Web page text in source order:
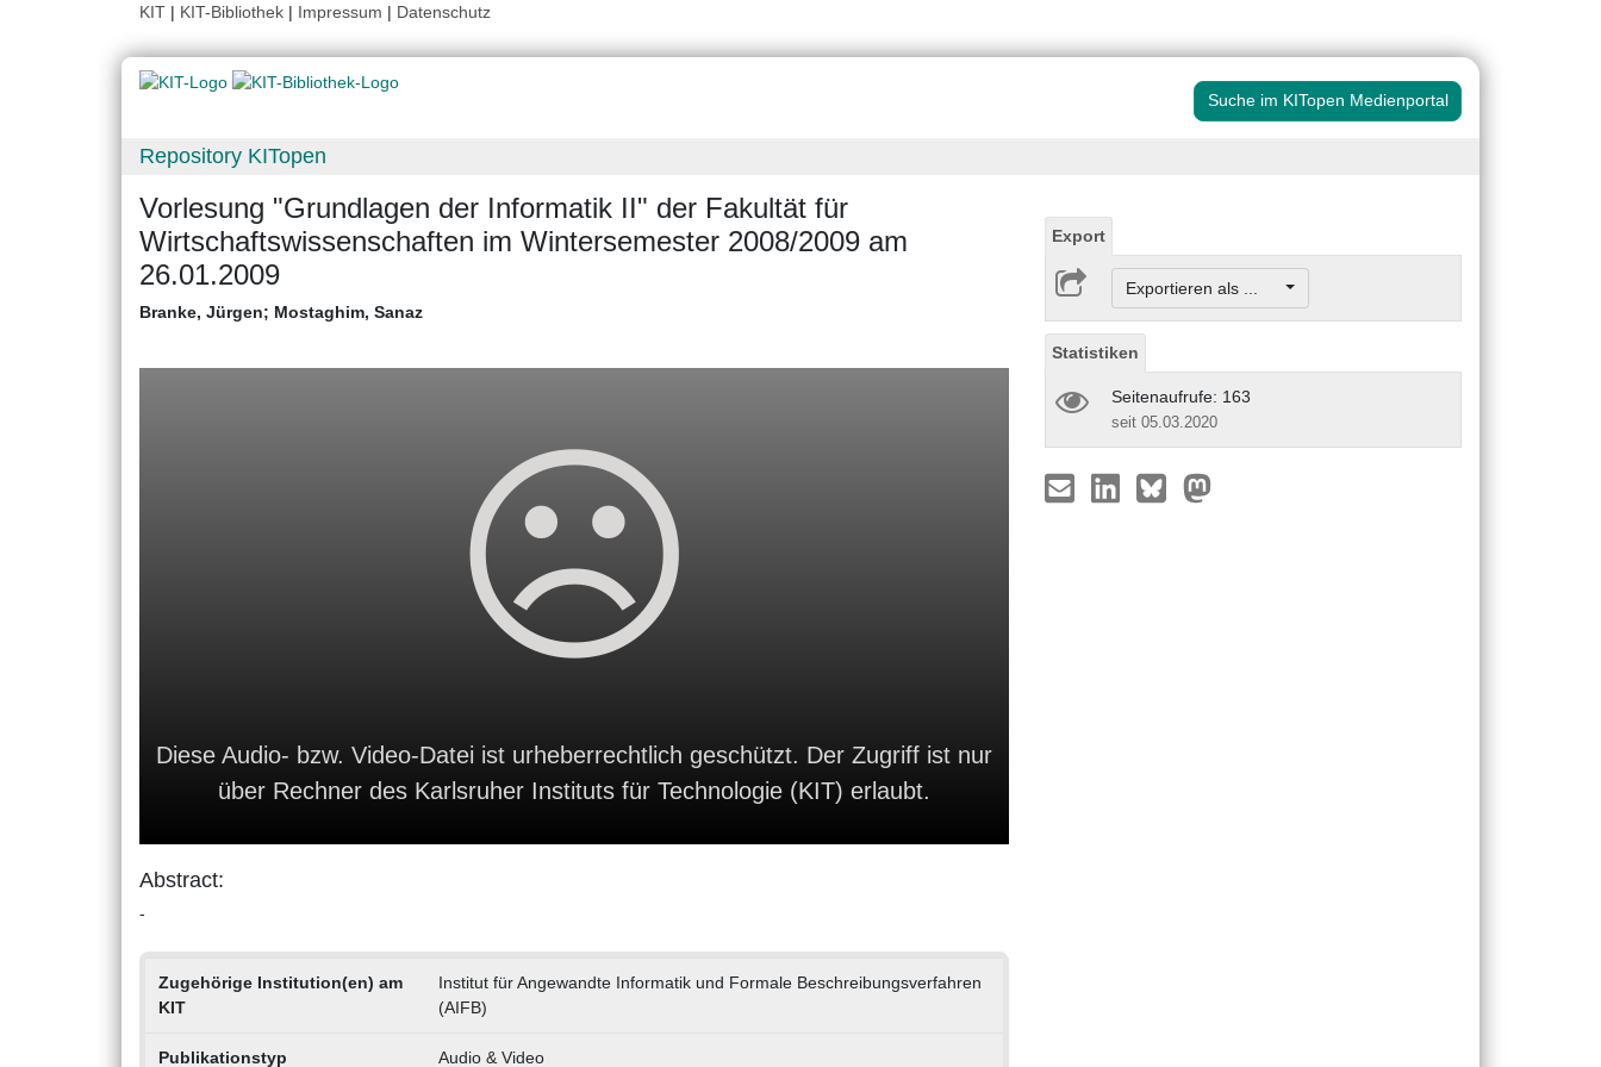
KIT | KIT-Bibliothek | Impressum | Datenschutz
Suche im KITopen Medienportal
Repository KITopen
Vorlesung "Grundlagen der Informatik II" der Fakultät für
Wirtschaftswissenschaften im Wintersemester 2008/2009 am
26.01.2009
Branke, Jürgen; Mostaghim, Sanaz
Diese Audio- bzw. Video-Datei ist urheberrechtlich geschützt. Der Zugriff ist nur
über Rechner des Karlsruher Instituts für Technologie (KIT) erlaubt.
Abstract:
-
Zugehörige Institution(en) am
KIT
Institut für Angewandte Informatik und Formale Beschreibungsverfahren
(AIFB)
Publikationstyp Audio & Video
Export
Exportieren als ...
Statistiken
Seitenaufrufe: 163
seit 05.03.2020